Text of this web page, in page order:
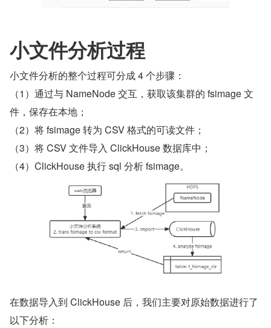
小文件分析过程
小文件分析的整个过程可分成 4 个步骤：
（1）通过与 NameNode 交互，获取该集群的 fsimage 文
件，保存在本地；
（2）将 fsimage 转为 CSV 格式的可读文件；
（3）将 CSV 文件导入 ClickHouse 数据库中；
（4）ClickHouse 执行 sql 分析 fsimage。
在数据导入到 ClickHouse 后，我们主要对原始数据进行了
以下分析：